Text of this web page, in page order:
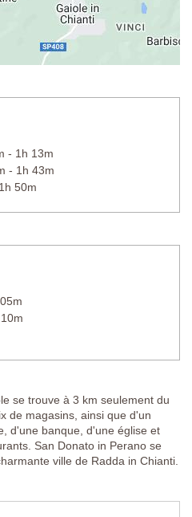
- 1h 13m
- 1h 43m
50m
se trouve à 3 km seulement du
de magasins, ainsi que d'un
d'une banque, d'une église et
San Donato in Perano se
ville de Radda in Chianti.